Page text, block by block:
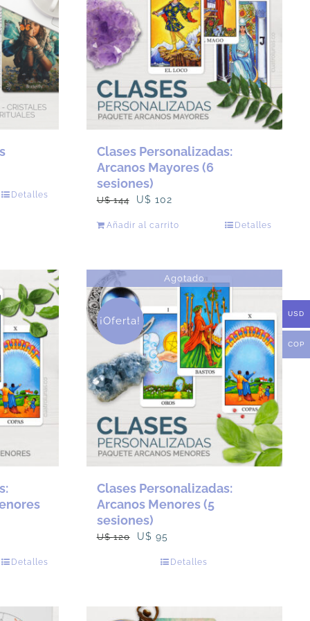
Detalles
Clases Personalizadas:
Arcanos Mayores (6
sesiones)
U$144
El
U$
144.
U$ 102El
U$
102.
Añadir al carrito Detalles
Detalles
Agotado
¡Oferta!
Clases Personalizadas:
Arcanos Menores (5
sesiones)
U$120
El
U$
U$ 95
Detalles
USD
COP